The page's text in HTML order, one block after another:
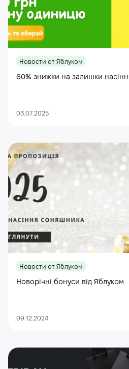
Новости от Яблуком
60% знижки на залишки
03.07.2025
Новости от Яблуком
Новорічні бонуси від Яблуком
09.12.2024